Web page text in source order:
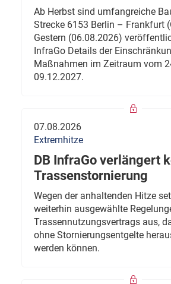
Ab Herbst sind umfangreiche
Strecke 6153 Berlin – Frankfurt
Gestern (06.08.2026)
InfraGo Details der
Maßnahmen im Zeitraum vom
09.12.2027.
07.08.2026
Extremhitze
DB InfraGo verlängert
Trassenstornierung
Wegen der anhaltenden Hitze
weiterhin ausgewählte
Trassennutzungsvertrags aus,
ohne Stornierungsentgelte
werden können.